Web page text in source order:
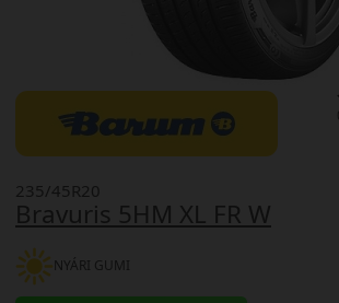
Bravuris 5HM XL FR W
235/45R20
NYÁRI GUMI